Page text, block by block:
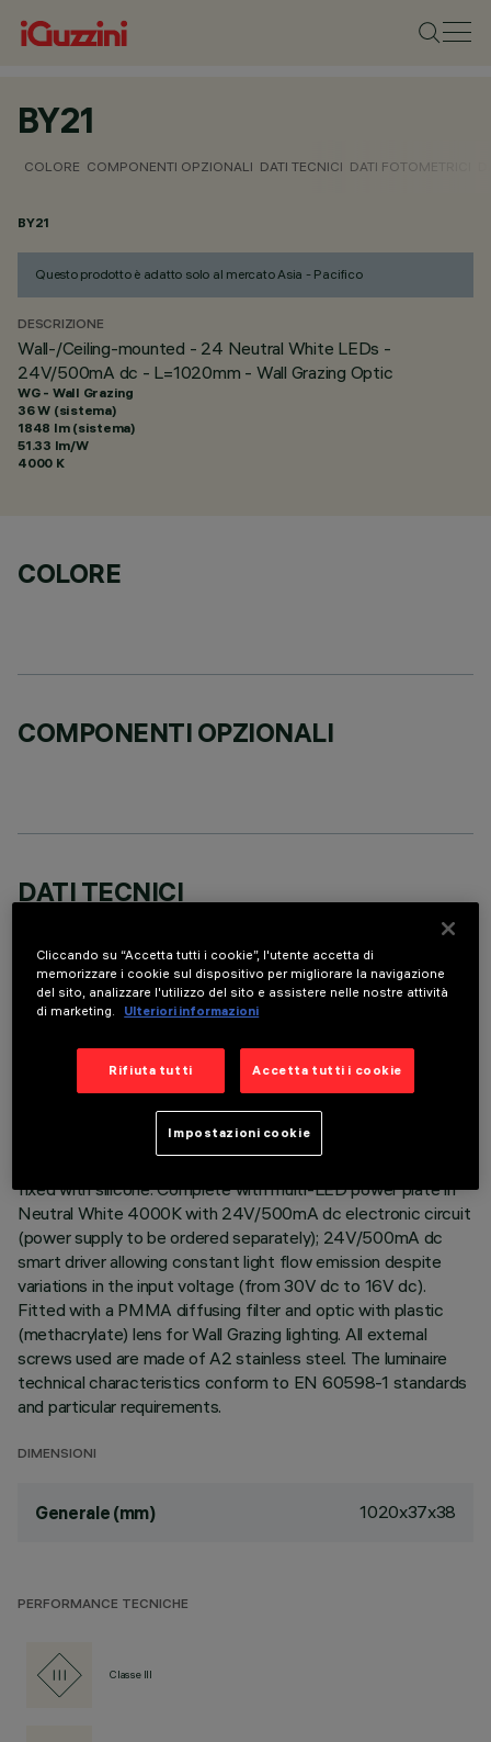
BY21
COLORE COMPONENTI OPZIONALI DATI TECNICI DATI FOTOMETRICI
BY21
Questo prodotto è adatto solo al mercato Asia - Pacifico
DESCRIZIONE
Wall-/Ceiling-mounted - 24 Neutral White LEDs -
24V/500mA dc - L=1020mm - Wall Grazing Optic
WG - Wall Grazing
36 W (sistema)
1848 lm (sistema)
51.33 lm/W
4000 K
COLORE
COMPONENTI OPZIONALI
DATI TECNICI
DESCRIZIONE
Direct light luminaire, designed to use monochrome LED
lamps. Ceiling- and wall-mounted. Consists of a body and
supports for installation (to be ordered separately). Extruded
aluminium boy, with zamak die-cast end caps complete with
silicone seals. Coated with liquid acrylic paint with a high level
of weather and UV ray resistance. The top of the optical
fixed with silicone. Complete with multi-LED power plate in
Neutral White 4000K with 24V/500mA dc electronic circuit
(power supply to be ordered separately); 24V/500mA dc
smart driver allowing constant light flow emission despite
variations in the input voltage (from 30V dc to 16V dc).
Fitted with a PMMA diffusing filter and optic with plastic
(methacrylate) lens for Wall Grazing lighting. All external
screws used are made of A2 stainless steel. The luminaire
technical characteristics conform to EN 60598-1 standards
and particular requirements.
DIMENSIONI
Generale (mm) 1020x37x38
PERFORMANCE TECNICHE
Classe III
Cliccando su “Accetta tutti i cookie”, l'utente accetta di
memorizzare i cookie sul dispositivo per migliorare la navigazione
del sito, analizzare l'utilizzo del sito e assistere nelle nostre attività
di marketing.
Ulteriori informazioni
Rifiuta tutti Accetta tutti i cookie
Impostazioni cookie